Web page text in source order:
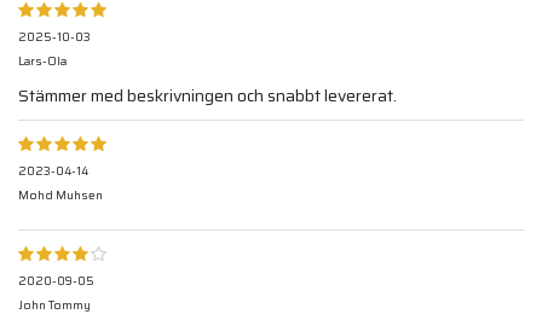
2025-10-03
Lars-Ola
Stämmer med beskrivningen och snabbt levererat.
2023-04-14
Mohd Muhsen
2020-09-05
John Tommy